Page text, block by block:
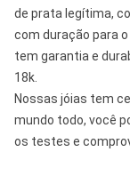
de prata legítima,
com duração para
tem garantia e
18k.
Nossas jóias tem
mundo todo, você
os testes e